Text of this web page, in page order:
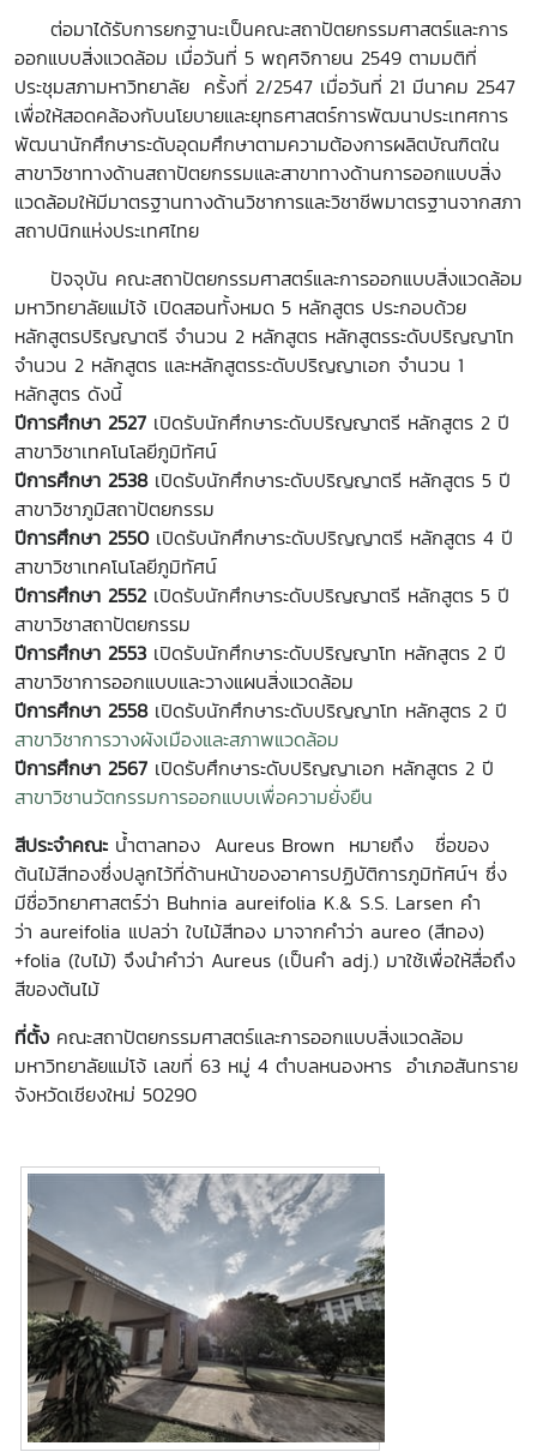
ต่อมาได้รับการยกฐานะเป็นคณะสถาปัตยกรรมศาสตร์และการ
ออกแบบสิ่งแวดล้อม เมื่อวันที่ 5 พฤศจิกายน 2549 ตามมติที่
ประชุมสภามหาวิทยาลัย ครั้งที่ 2/2547 เมื่อวันที่ 21 มีนาคม 2547
เพื่อให้สอดคล้องกับนโยบายและยุทธศาสตร์การพัฒนาประเทศการ
พัฒนานักศึกษาระดับอุดมศึกษาตามความต้องการผลิตบัณฑิตใน
สาขาวิชาทางด้านสถาปัตยกรรมและสาขาทางด้านการออกแบบสิ่ง
แวดล้อมให้มีมาตรฐานทางด้านวิชาการและวิชาชีพมาตรฐานจากสภา
สถาปนิกแห่งประเทศไทย
ปัจจุบัน คณะสถาปัตยกรรมศาสตร์และการออกแบบสิ่งแวดล้อม
มหาวิทยาลัยแม่โจ้ เปิดสอนทั้งหมด 5 หลักสูตร ประกอบด้วย
หลักสูตรปริญญาตรี จำนวน 2 หลักสูตร หลักสูตรระดับปริญญาโท
จำนวน 2 หลักสูตร และหลักสูตรระดับปริญญาเอก จำนวน 1
หลักสูตร ดังนี้
ปีการศึกษา 2527 เปิดรับนักศึกษาระดับปริญญาตรี หลักสูตร 2 ปี
สาขาวิชาเทคโนโลยีภูมิทัศน์
ปีการศึกษา 2538 เปิดรับนักศึกษาระดับปริญญาตรี หลักสูตร 5 ปี
สาขาวิชาภูมิสถาปัตยกรรม
ปีการศึกษา 2550 เปิดรับนักศึกษาระดับปริญญาตรี หลักสูตร 4 ปี
สาขาวิชาเทคโนโลยีภูมิทัศน์
ปีการศึกษา 2552 เปิดรับนักศึกษาระดับปริญญาตรี หลักสูตร 5 ปี
สาขาวิชาสถาปัตยกรรม
ปีการศึกษา 2553 เปิดรับนักศึกษาระดับปริญญาโท หลักสูตร 2 ปี
สาขาวิชาการออกแบบและวางแผนสิ่งแวดล้อม
ปีการศึกษา 2558 เปิดรับนักศึกษาระดับปริญญาโท หลักสูตร 2 ปี
สาขาวิชาการวางผังเมืองและสภาพแวดล้อม
ปีการศึกษา 2567 เปิดรับศึกษาระดับปริญญาเอก หลักสูตร 2 ปี
สาขาวิชานวัตกรรมการออกแบบเพื่อความยั่งยืน
สีประจำคณะ น้ำตาลทอง Aureus Brown หมายถึง ชื่อของ
ต้นไม้สีทองซึ่งปลูกไว้ที่ด้านหน้าของอาคารปฏิบัติการภูมิทัศน์ฯ ซึ่ง
มีชื่อวิทยาศาสตร์ว่า Buhnia aureifolia K.& S.S. Larsen คำ
ว่า aureifolia แปลว่า ใบไม้สีทอง มาจากคำว่า aureo (สีทอง)
+folia (ใบไม้) จึงนำคำว่า Aureus (เป็นคำ adj.) มาใช้เพื่อให้สื่อถึง
สีของต้นไม้
ที่ตั้ง คณะสถาปัตยกรรมศาสตร์และการออกแบบสิ่งแวดล้อม
มหาวิทยาลัยแม่โจ้ เลขที่ 63 หมู่ 4 ตำบลหนองหาร อำเภอสันทราย
จังหวัดเชียงใหม่ 50290